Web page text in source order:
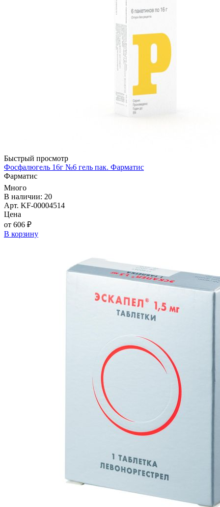
Быстрый просмотр
Фосфалюгель 16г №6 гель пак. Фарматис
Фарматис
Много
В наличии: 20
Арт. KF-00004514
Цена
от 606 ₽
В корзину